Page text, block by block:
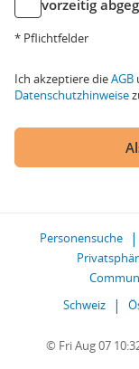
vorzeitig
* Pflichtfelder
Ich akzeptiere dieAGB
Datenschutzhinweise
Personensuche
Schweiz
© Fri Aug 07